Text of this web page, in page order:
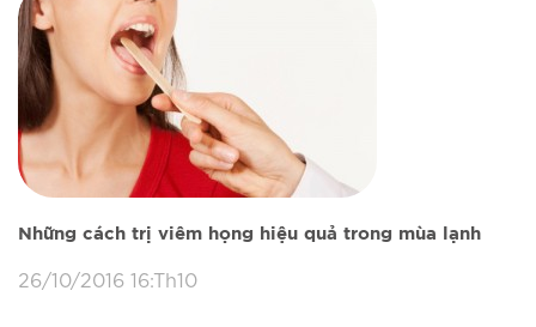
Những cách trị viêm họng hiệu quả trong mùa lạnh
26/10/2016 16:Th10